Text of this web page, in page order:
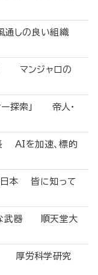
通しの良い組織
う マンジャロの
ー探索」 帝人・
AIを加速、標的
日本 皆に知って
な武器 順天堂大
厚労科学研究